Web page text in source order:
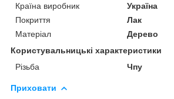
Країна виробник
Україна
Покриття
Лак
Матеріал
Дерево
Користувальницькі характеристики
Різьба
Чпу
Приховати